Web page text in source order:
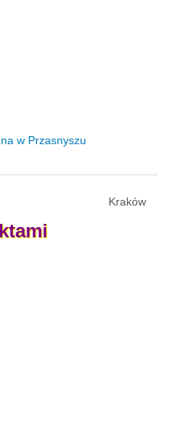
w Przasnyszu
Kraków